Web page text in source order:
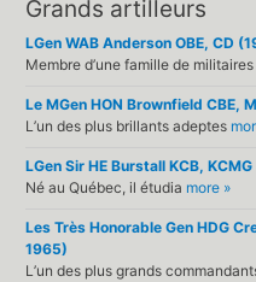
Grands artilleurs
LGen WAB Anderson OBE, CD
Membre d’une famille de militaires
Le MGen HON Brownfield CBE,
L’un des plus brillants adeptes
LGen Sir HE Burstall KCB,
Né au Québec, il étudia more »
Les Très Honorable Gen HDG
1965)
L’un des plus grands